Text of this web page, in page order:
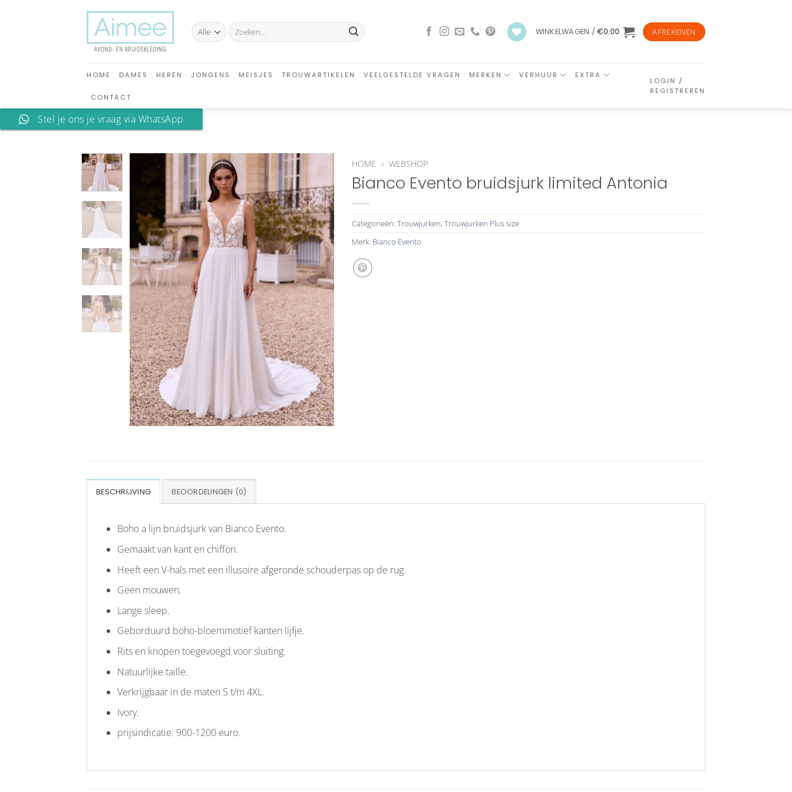
Zoeken
naar:
WINKELWAGEN /€0.00 AFREKENEN
HOME DAMES HEREN JONGENS MEISJES TROUWARTIKELEN VEELGESTELDE VRAGEN MERKEN VERHUUR EXTRA
CONTACT
LOGIN /
REGISTREREN
Stel je ons je vraag via WhatsApp
Aan
verlanglijst
toevoegen
HOME » WEBSHOP
Bianco Evento bruidsjurk limited Antonia
Categorieën: Trouwjurken, Trouwjurken Plus size
Merk: Bianco Evento
BESCHRIJVING BEOORDELINGEN (0)
Boho a lijn bruidsjurk van Bianco Evento.
Gemaakt van kant en chiffon.
Heeft een V-hals met een illusoire afgeronde schouderpas op de rug.
Geen mouwen.
Lange sleep.
Geborduurd boho-bloemmotief kanten lijfje.
Rits en knopen toegevoegd voor sluiting.
Natuurlijke taille.
Verkrijgbaar in de maten S t/m 4XL.
Ivory.
prijsindicatie: 900-1200 euro.